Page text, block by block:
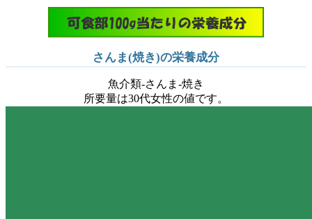
さんま(焼き)の栄養成分
魚介類-さんま-焼き
所要量は30代女性の値です。